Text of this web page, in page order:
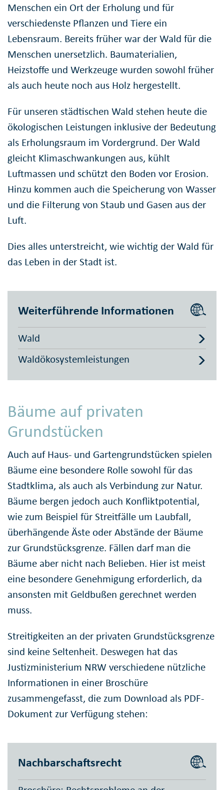
Menschen ein Ort der Erholung und für
verschiedenste Pflanzen und Tiere ein
Lebensraum. Bereits früher war der Wald für die
Menschen unersetzlich. Baumaterialien,
Heizstoffe und Werkzeuge wurden sowohl früher
als auch heute noch aus Holz hergestellt.
Für unseren städtischen Wald stehen heute die
ökologischen Leistungen inklusive der Bedeutung
als Erholungsraum im Vordergrund. Der Wald
gleicht Klimaschwankungen aus, kühlt
Luftmassen und schützt den Boden vor Erosion.
Hinzu kommen auch die Speicherung von Wasser
und die Filterung von Staub und Gasen aus der
Luft.
Dies alles unterstreicht, wie wichtig der Wald für
das Leben in der Stadt ist.
Weiterführende Informationen
Wald
Waldökosystemleistungen
Bäume auf privaten
Grundstücken
Auch auf Haus- und Gartengrundstücken spielen
Bäume eine besondere Rolle sowohl für das
Stadtklima, als auch als Verbindung zur Natur.
Bäume bergen jedoch auch Konfliktpotential,
wie zum Beispiel für Streitfälle um Laubfall,
überhängende Äste oder Abstände der Bäume
zur Grundstücksgrenze. Fällen darf man die
Bäume aber nicht nach Belieben. Hier ist meist
eine besondere Genehmigung erforderlich, da
ansonsten mit Geldbußen gerechnet werden
muss.
Streitigkeiten an der privaten Grundstücksgrenze
sind keine Seltenheit. Deswegen hat das
Justizministerium NRW verschiedene nützliche
Informationen in einer Broschüre
zusammengefasst, die zum Download als PDF-
Dokument zur Verfügung stehen:
Nachbarschaftsrecht